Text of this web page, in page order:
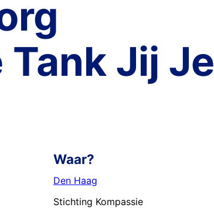
Jij Je
Waar?
Den Haag
Stichting Kompassie